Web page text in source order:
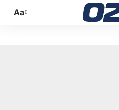
Promijeni
Aa